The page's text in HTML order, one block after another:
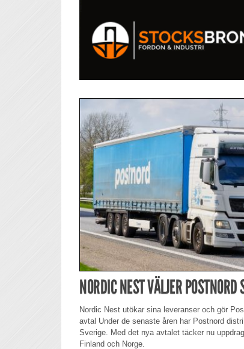
NORDIC NEST VÄLJER
Nordic Nest utökar sina leveranser och gör
avtal Under de senaste åren har Postnord
Sverige. Med det nya avtalet täcker nu
Finland och Norge.